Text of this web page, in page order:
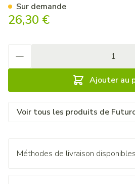
26,30 €
Ajouter au
Sur demande
Voir tous les produits de
Méthodes de livraison disponibles